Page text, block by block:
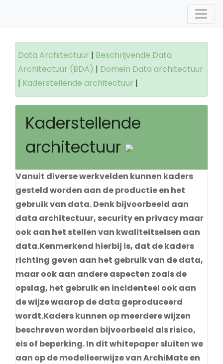
Data Architectuur | Beschrijvende Data
Architectuur (BDA) | Domein Data architectuur
| Kaderstellende architectuur |
Kaderstellende
architectuur
Vanuit diverse werkvelden kunnen kaders
gesteld worden aan de productie en het
gebruik van data. Denk bijvoorbeeld aan
data architectuur, security en privacy maar
ook aan het stellen van kwaliteitseisen aan
data.Kenmerkend hierbij is, dat de kaders
richting geven aan het gebruik van de data,
maar ook aan andere aspecten zoals de
opslag, het gebruik en incidenteel ook aan
de wijze waarop de data geproduceerd
wordt.Kaders kunnen op meerdere wijzen
beschreven worden bijvoorbeeld als risico,
eis of beperking. In dit whitepaper sluiten we
aan op de modelleerwijze van ArchiMate en